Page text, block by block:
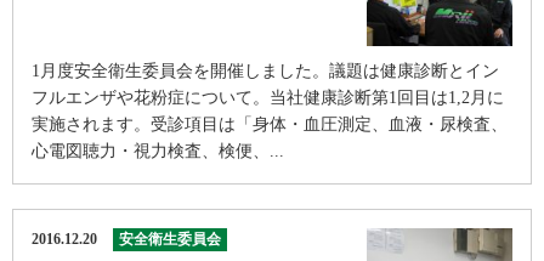
1月度安全衛生委員会を開催しました。議題は健康診断とイン
フルエンザや花粉症について。当社健康診断第1回目は1,2月に
実施されます。受診項目は「身体・血圧測定、血液・尿検査、
心電図聴力・視力検査、検便、...
2016.12.20 安全衛生委員会